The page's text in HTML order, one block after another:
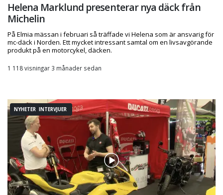
Helena Marklund presenterar nya däck från
Michelin
På Elmia mässan i februari så träffade vi Helena som är ansvarig för
mc-däck i Norden. Ett mycket intressant samtal om en livsavgörande
produkt på en motorcykel, däcken.
1 118 visningar 3 månader sedan
NYHETER INTERVJUER